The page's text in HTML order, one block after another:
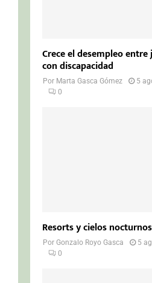
Crece el desempleo entre
con discapacidad
Por Marta Gasca Gómez
5
0
Resorts y cielos nocturnos
PorGonzalo Royo Gasca
5
0